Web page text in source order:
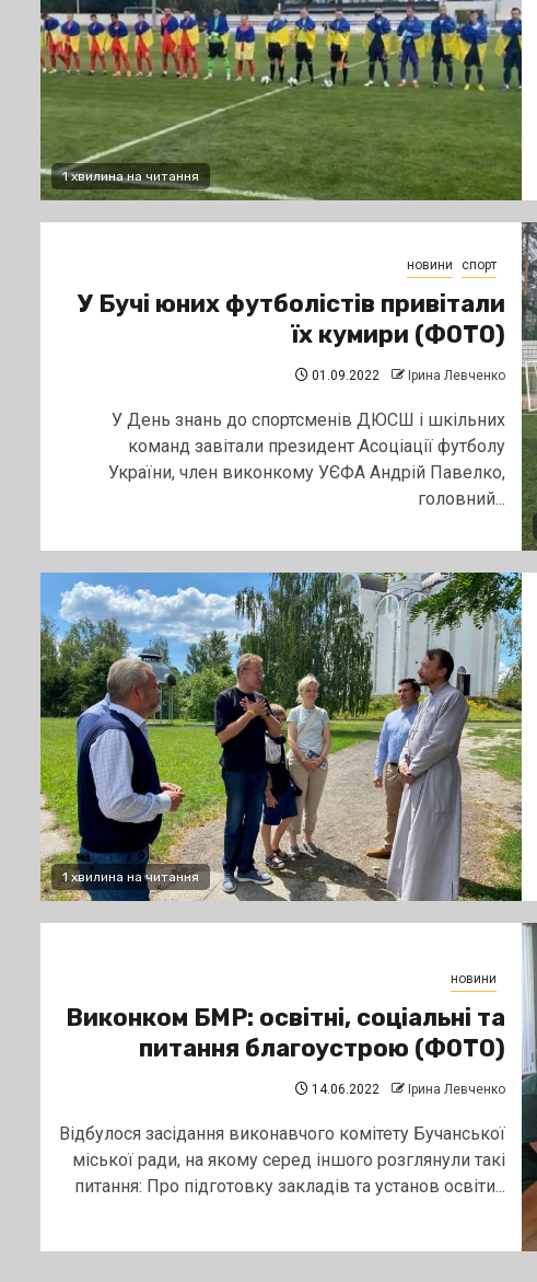
1 хвилина на читання
новини спорт
У Бучі юних футболістів привітали
їх кумири (ФОТО)
01.09.2022 Ірина Левченко
У День знань до спортсменів ДЮСШ і шкільних
команд завітали президент Асоціації футболу
України, член виконкому УЄФА Андрій Павелко,
головний...
1 хвилина на читання
новини
Виконком БМР: освітні, соціальні та
питання благоустрою (ФОТО)
14.06.2022 Ірина Левченко
Відбулося засідання виконавчого комітету Бучанської
міської ради, на якому серед іншого розглянули такі
питання: Про підготовку закладів та установ освіти...